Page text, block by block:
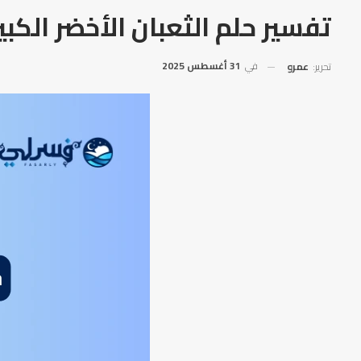
تفسير حلم الثعبان الأخضر
تحرير: عمرو في 31 أغسطس 2025